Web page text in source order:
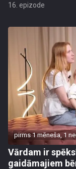
16. epizode
pirms 1 mēneša, 1
Vārdam ir
gaidāmajiem